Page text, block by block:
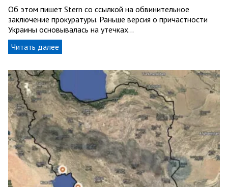
Об этом пишет Stern со ссылкой на обвинительное
заключение прокуратуры. Раньше версия о причастности
Украины основывалась на утечках…
Читать далее